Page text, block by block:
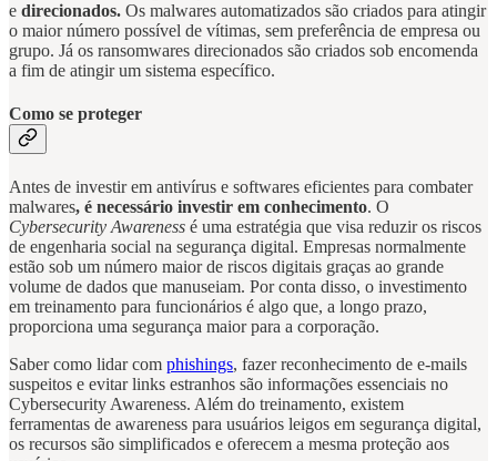
e direcionados. Os malwares automatizados são criados para atingir
o maior número possível de vítimas, sem preferência de empresa ou
grupo. Já os ransomwares direcionados são criados sob encomenda
a fim de atingir um sistema específico.
Como se proteger
Antes de investir em antivírus e softwares eficientes para combater
malwares, é necessário investir em conhecimento. O
Cybersecurity Awareness é uma estratégia que visa reduzir os riscos
de engenharia social na segurança digital. Empresas normalmente
estão sob um número maior de riscos digitais graças ao grande
volume de dados que manuseiam. Por conta disso, o investimento
em treinamento para funcionários é algo que, a longo prazo,
proporciona uma segurança maior para a corporação.
Saber como lidar com phishings, fazer reconhecimento de e-mails
suspeitos e evitar links estranhos são informações essenciais no
Cybersecurity Awareness. Além do treinamento, existem
ferramentas de awareness para usuários leigos em segurança digital,
os recursos são simplificados e oferecem a mesma proteção aos